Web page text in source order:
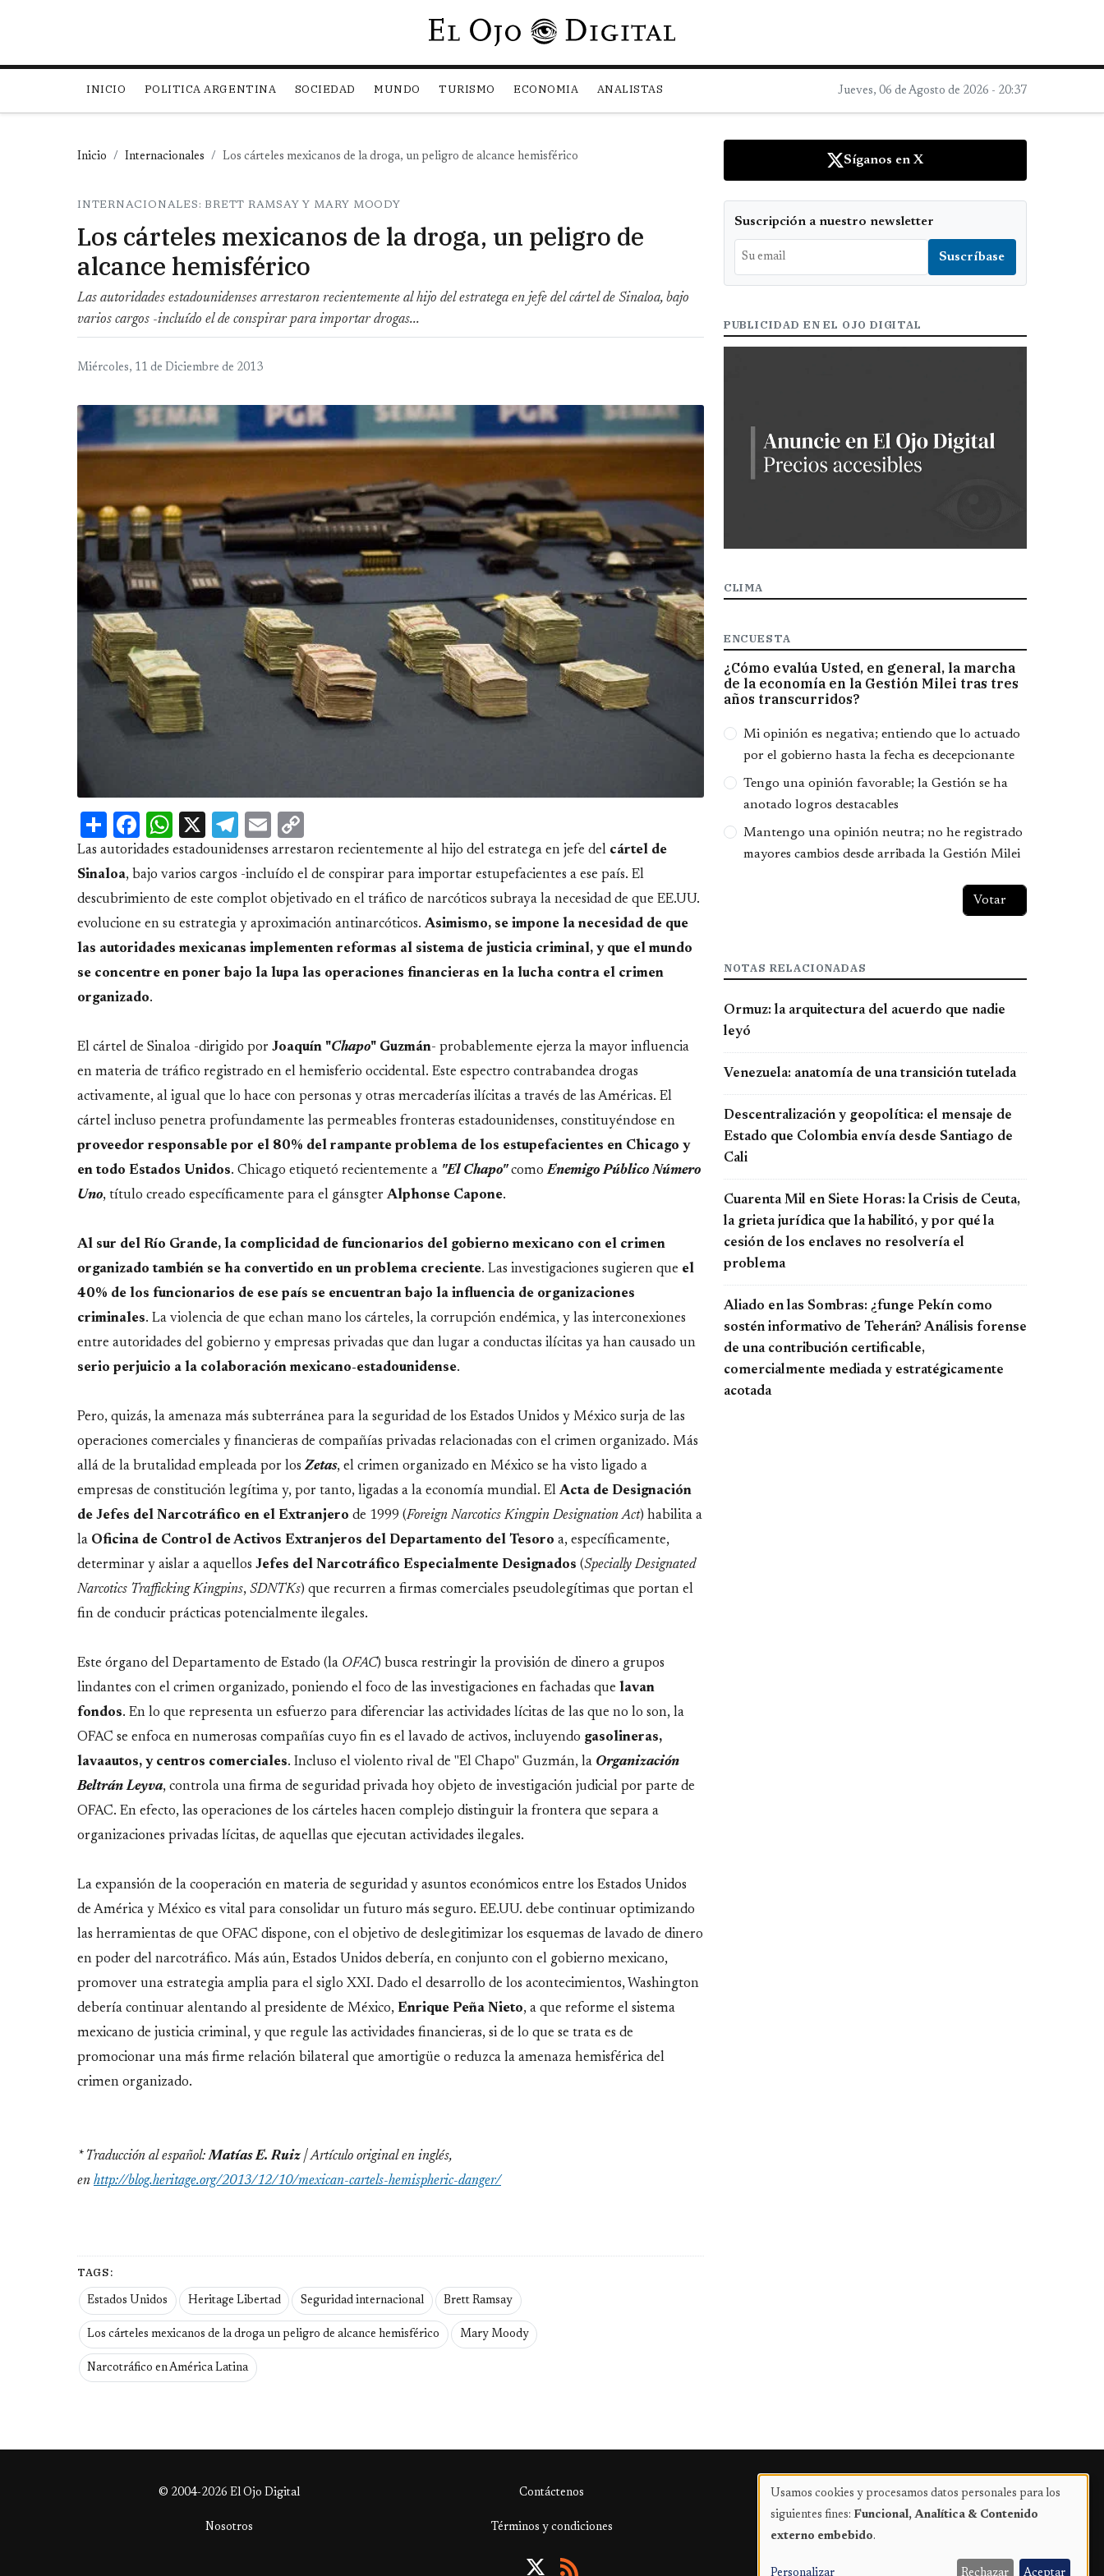
Pasar al contenido principal
INICIO POLITICA ARGENTINA SOCIEDAD MUNDO TURISMO ECONOMIA ANALISTAS Jueves, 06 de Agosto de 2026 - 20:37
Inicio Internacionales Los cárteles mexicanos de la droga, un peligro de alcance hemisférico
INTERNACIONALES: BRETT RAMSAY Y MARY MOODY
Los cárteles mexicanos de la droga, un peligro de
alcance hemisférico
Las autoridades estadounidenses arrestaron recientemente al hijo del estratega en jefe del cártel de Sinaloa, bajo
varios cargos -incluído el de conspirar para importar drogas...
Miércoles, 11 de Diciembre de 2013
ShareFacebook
WhatsApp
X Telegram
Email
Link
Las autoridades estadounidenses arrestaron recientemente al hijo del estratega en jefe del cártel de
Sinaloa, bajo varios cargos -incluído el de conspirar para importar estupefacientes a ese país. El
descubrimiento de este complot objetivado en el tráfico de narcóticos subraya la necesidad de que EE.UU.
evolucione en su estrategia y aproximación antinarcóticos. Asimismo, se impone la necesidad de que
las autoridades mexicanas implementen reformas al sistema de justicia criminal, y que el mundo
se concentre en poner bajo la lupa las operaciones financieras en la lucha contra el crimen
organizado.
El cártel de Sinaloa -dirigido por Joaquín "Chapo" Guzmán- probablemente ejerza la mayor influencia
en materia de tráfico registrado en el hemisferio occidental. Este espectro contrabandea drogas
activamente, al igual que lo hace con personas y otras mercaderías ilícitas a través de las Américas. El
cártel incluso penetra profundamente las permeables fronteras estadounidenses, constituyéndose en
proveedor responsable por el 80% del rampante problema de los estupefacientes en Chicago y
en todo Estados Unidos. Chicago etiquetó recientemente a "El Chapo"comoEnemigo Público Número
Uno, título creado específicamente para el gánsgter Alphonse Capone.
Al sur del Río Grande, la complicidad de funcionarios del gobierno mexicano con el crimen
organizado también se ha convertido en un problema creciente. Las investigaciones sugieren que el
40% de los funcionarios de ese país se encuentran bajo la influencia de organizaciones
criminales. La violencia de que echan mano los cárteles, la corrupción endémica, y las interconexiones
entre autoridades del gobierno y empresas privadas que dan lugar a conductas ilícitas ya han causado un
serio perjuicio a la colaboración mexicano-estadounidense.
Pero, quizás, la amenaza más subterránea para la seguridad de los Estados Unidos y México surja de las
operaciones comerciales y financieras de compañías privadas relacionadas con el crimen organizado. Más
allá de la brutalidad empleada por los Zetas, el crimen organizado en México se ha visto ligado a
empresas de constitución legítima y, por tanto, ligadas a la economía mundial. El Acta de Designación
de Jefes del Narcotráfico en el Extranjero de 1999 (Foreign Narcotics Kingpin Designation Act) habilita a
la Oficina de Control de Activos Extranjeros del Departamento del Tesoro a, específicamente,
determinar y aislar a aquellos Jefes del Narcotráfico Especialmente Designados (Specially Designated
Narcotics Trafficking Kingpins, SDNTKs) que recurren a firmas comerciales pseudolegítimas que portan el
fin de conducir prácticas potencialmente ilegales.
Este órgano del Departamento de Estado (la OFAC) busca restringir la provisión de dinero a grupos
lindantes con el crimen organizado, poniendo el foco de las investigaciones en fachadas que lavan
fondos. En lo que representa un esfuerzo para diferenciar las actividades lícitas de las que no lo son, la
OFAC se enfoca en numerosas compañías cuyo fin es el lavado de activos, incluyendo gasolineras,
lavaautos, y centros comerciales. Incluso el violento rival de "El Chapo" Guzmán, la Organización
Beltrán Leyva, controla una firma de seguridad privada hoy objeto de investigación judicial por parte de
OFAC. En efecto, las operaciones de los cárteles hacen complejo distinguir la frontera que separa a
organizaciones privadas lícitas, de aquellas que ejecutan actividades ilegales.
La expansión de la cooperación en materia de seguridad y asuntos económicos entre los Estados Unidos
de América y México es vital para consolidar un futuro más seguro. EE.UU. debe continuar optimizando
las herramientas de que OFAC dispone, con el objetivo de deslegitimizar los esquemas de lavado de dinero
en poder del narcotráfico. Más aún, Estados Unidos debería, en conjunto con el gobierno mexicano,
promover una estrategia amplia para el siglo XXI. Dado el desarrollo de los acontecimientos, Washington
debería continuar alentando al presidente de México, Enrique Peña Nieto, a que reforme el sistema
mexicano de justicia criminal, y que regule las actividades financieras, si de lo que se trata es de
promocionar una más firme relación bilateral que amortigüe o reduzca la amenaza hemisférica del
crimen organizado.
* Traducción al español:Matías E. Ruiz | Artículo original en inglés,
en http://blog.heritage.org/2013/12/10/mexican-cartels-hemispheric-danger/
TAGS:
Estados Unidos Heritage Libertad Seguridad internacional Brett Ramsay
Los cárteles mexicanos de la droga un peligro de alcance hemisférico Mary Moody
Narcotráfico en América Latina
Síganos en X
Suscripción a nuestro newsletter
PUBLICIDAD EN EL OJO DIGITAL
CLIMA
ENCUESTA
¿Cómo evalúa Usted, en general, la marcha
de la economía en la Gestión Milei tras tres
años transcurridos?
Opciones
Mi opinión es negativa; entiendo que lo actuado
por el gobierno hasta la fecha es decepcionante
Tengo una opinión favorable; la Gestión se ha
anotado logros destacables
Mantengo una opinión neutra; no he registrado
mayores cambios desde arribada la Gestión Milei
NOTAS RELACIONADAS
Ormuz: la arquitectura del acuerdo que nadie
leyó
Venezuela: anatomía de una transición tutelada
Descentralización y geopolítica: el mensaje de
Estado que Colombia envía desde Santiago de
Cali
Cuarenta Mil en Siete Horas: la Crisis de Ceuta,
la grieta jurídica que la habilitó, y por qué la
cesión de los enclaves no resolvería el
problema
Aliado en las Sombras: ¿funge Pekín como
sostén informativo de Teherán? Análisis forense
de una contribución certificable,
comercialmente mediada y estratégicamente
acotada
© 2004-2026 El Ojo Digital Contáctenos Publicidad
Nosotros Términos y condiciones
Uso
de
personales
Usamos cookies y procesamos datos personales para los
siguientes fines: Funcional, Analítica & Contenido
externo embebido.